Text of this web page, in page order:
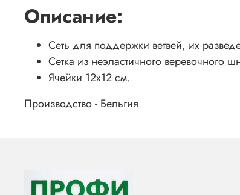
Описание:
Сеть для поддержки ветвей, их
Сетка из неэластичного веревочного
Ячейки 12х12 см.
Производство - Бельгия